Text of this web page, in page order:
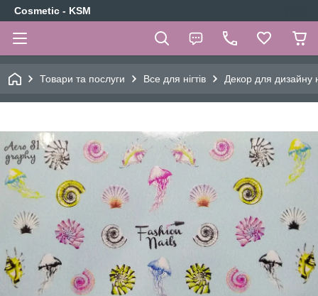
Cosmetic - KSM
Товари та послуги Все для нігтів Декор для дизайну